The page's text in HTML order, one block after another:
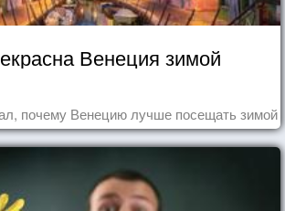
Венеция зимой
почему Венецию лучше посещать зимой